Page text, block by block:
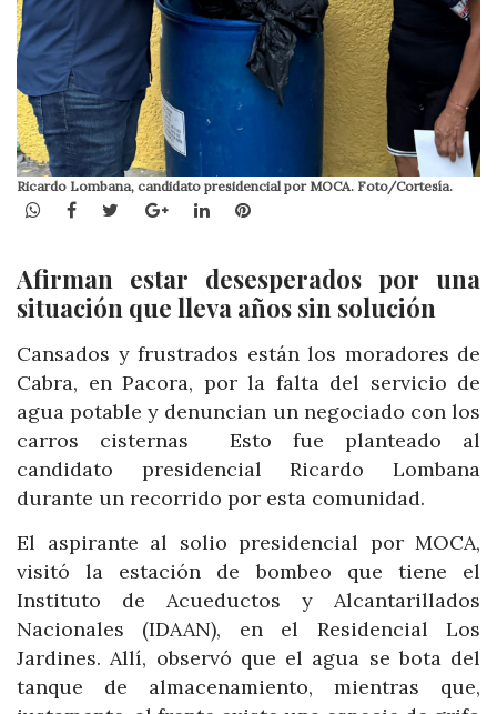
Ricardo Lombana, candidato presidencial por MOCA. Foto/Cortesía.
WhatsApp
Facebook
TwitterGoogle+LinkedInPinterest
Afirman estar desesperados por una
situación que lleva años sin solución
Cansados y frustrados están los moradores de
Cabra, en Pacora, por la falta del servicio de
agua potable y denuncian un negociado con los
carros cisternas Esto fue planteado al
candidato presidencial Ricardo Lombana
durante un recorrido por esta comunidad.
El aspirante al solio presidencial por MOCA,
visitó la estación de bombeo que tiene el
Instituto de Acueductos y Alcantarillados
Nacionales (IDAAN), en el Residencial Los
Jardines. Allí, observó que el agua se bota del
tanque de almacenamiento, mientras que,